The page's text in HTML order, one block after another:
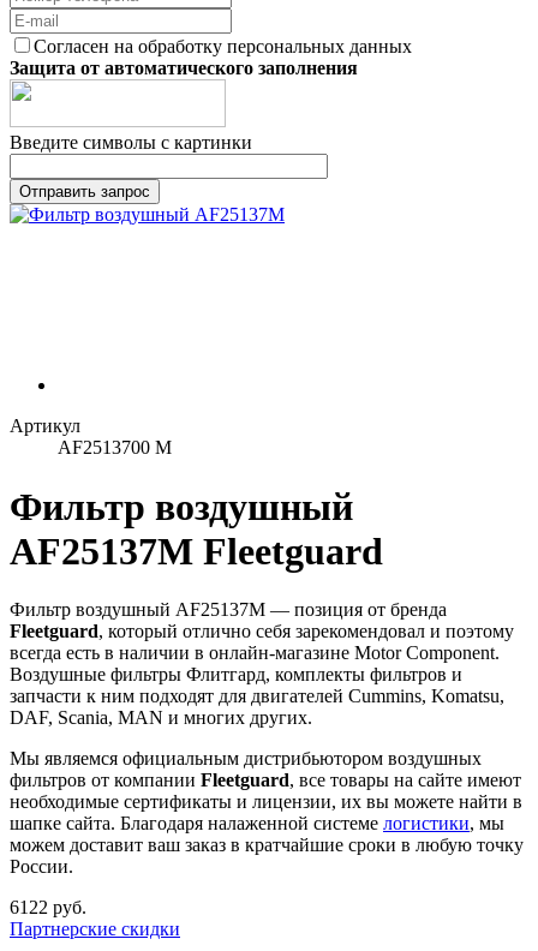
Согласен на обработку персональных данных
Защита от автоматического заполнения
Введите символы с картинки
Артикул
AF2513700 M
Фильтр воздушный
AF25137M Fleetguard
Фильтр воздушный AF25137M — позиция от бренда
Fleetguard, который отлично себя зарекомендовал и поэтому
всегда есть в наличии в онлайн-магазине Motor Component.
Воздушные фильтры Флитгард, комплекты фильтров и
запчасти к ним подходят для двигателей Cummins, Komatsu,
DAF, Scania, MAN и многих других.
Мы являемся официальным дистрибьютором воздушных
фильтров от компании Fleetguard, все товары на сайте имеют
необходимые сертификаты и лицензии, их вы можете найти в
шапке сайта. Благодаря налаженной системе логистики, мы
можем доставит ваш заказ в кратчайшие сроки в любую точку
России.
6122 руб.
Партнерские скидки